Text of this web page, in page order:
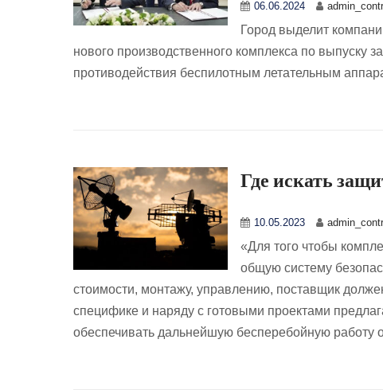
06.06.2024
Город выделит
нового производственного комплекса по выпуску
противодействия беспилотным летательным
Где искать
10.05.2023
«Для того чтобы
общую систему
стоимости, монтажу, управлению, поставщик
специфике и наряду с готовыми проектами
обеспечивать дальнейшую бесперебойную работу